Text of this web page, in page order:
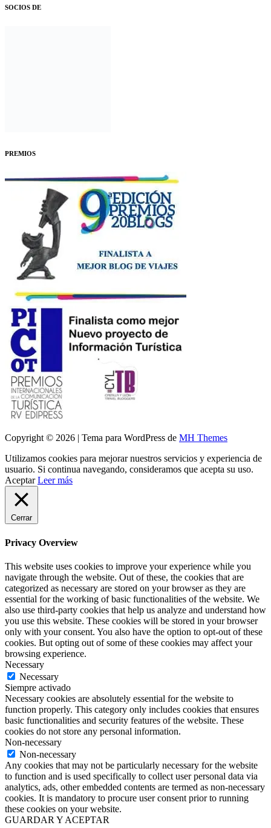
SOCIOS DE
PREMIOS
Copyright © 2026 | Tema para WordPress de MH Themes
Utilizamos cookies para mejorar nuestros servicios y experiencia de
usuario. Si continua navegando, consideramos que acepta su uso.
Aceptar Leer más
Cerrar
Privacy Overview
This website uses cookies to improve your experience while you
navigate through the website. Out of these, the cookies that are
categorized as necessary are stored on your browser as they are
essential for the working of basic functionalities of the website. We
also use third-party cookies that help us analyze and understand how
you use this website. These cookies will be stored in your browser
only with your consent. You also have the option to opt-out of these
cookies. But opting out of some of these cookies may affect your
browsing experience.
Necessary
Necessary
Siempre activado
Necessary cookies are absolutely essential for the website to
function properly. This category only includes cookies that ensures
basic functionalities and security features of the website. These
cookies do not store any personal information.
Non-necessary
Non-necessary
Any cookies that may not be particularly necessary for the website
to function and is used specifically to collect user personal data via
analytics, ads, other embedded contents are termed as non-necessary
cookies. It is mandatory to procure user consent prior to running
these cookies on your website.
GUARDAR Y ACEPTAR